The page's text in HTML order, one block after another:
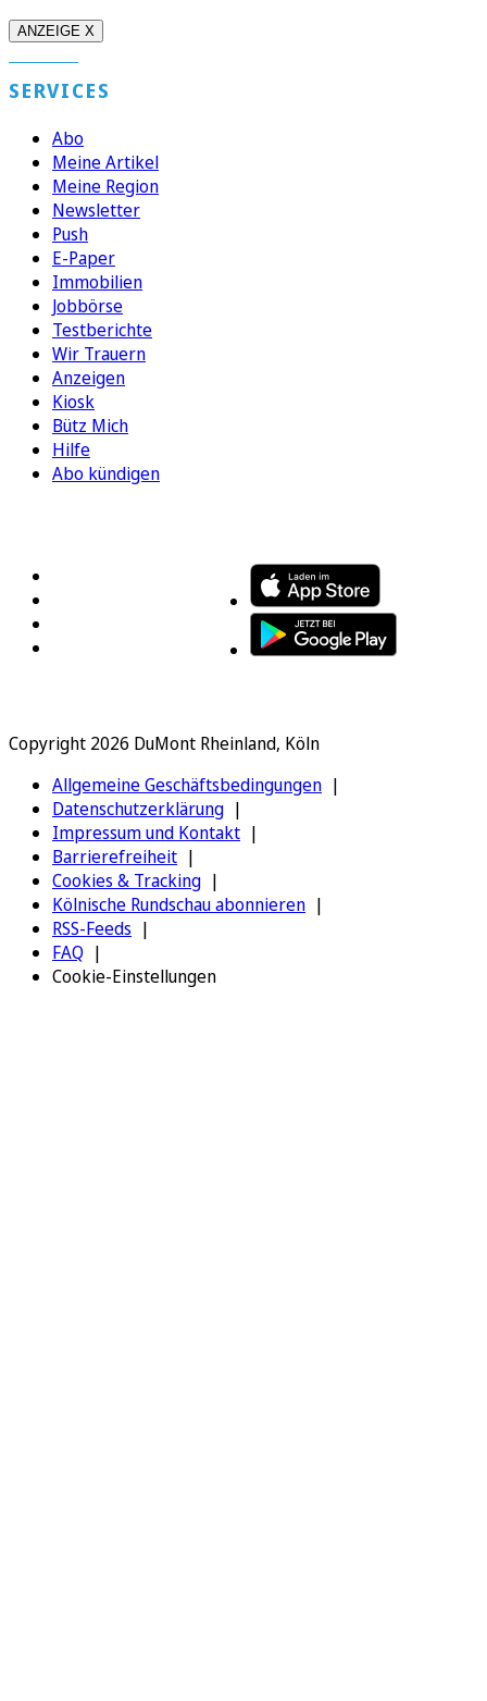
ANZEIGE X
SERVICES
Abo
Meine Artikel
Meine Region
Newsletter
Push
E-Paper
Immobilien
Jobbörse
Testberichte
Wir Trauern
Anzeigen
Kiosk
Bütz Mich
Hilfe
Abo kündigen
Copyright 2026 DuMont Rheinland, Köln
Allgemeine Geschäftsbedingungen
Datenschutzerklärung
Impressum und Kontakt
Barrierefreiheit
Cookies & Tracking
Kölnische Rundschau abonnieren
RSS-Feeds
FAQ
Cookie-Einstellungen